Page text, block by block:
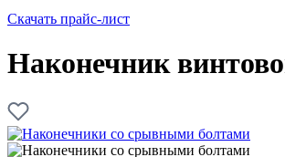
Скачать прайс-лист
Наконечник